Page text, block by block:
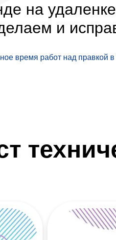
на
и
время работ над правкой в